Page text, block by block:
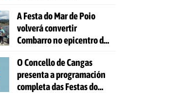
A Festa do Mar de Poio
volverá convertir
Combarro no epicentro da
O Concello de Cangas
presenta a programación
completa das Festas do